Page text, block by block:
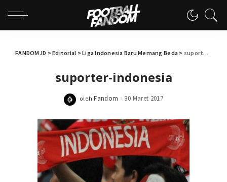
FANDOM.ID >Editorial >Liga Indonesia Baru Memang Beda > suporter-indonesia
suporter-indonesia
Posted
oleh Fandom 30 Maret 2017